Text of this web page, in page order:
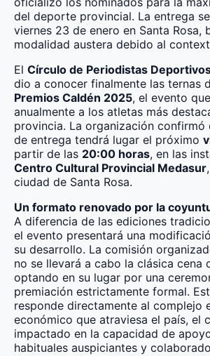
del deporte provincial. La entrega
viernes 23 de enero en Santa Rosa,
modalidad austera debido al
El Círculo de Periodistas
dio a conocer finalmente las ternas
Premios Caldén 2025, el evento
anualmente a los atletas más
provincia. La organización confirmó
de entrega tendrá lugar el próximo
partir de las 20:00 horas, en las
Centro Cultural Provincial Medasur
ciudad de Santa Rosa.
Un formato renovado por la
A diferencia de las ediciones
el evento presentará una
su desarrollo. La comisión
no se llevará a cabo la clásica cena
optando en su lugar por una
premiación estrictamente formal.
responde directamente al complejo
económico que atraviesa el país, el
impactado en la capacidad de
habituales auspiciantes y